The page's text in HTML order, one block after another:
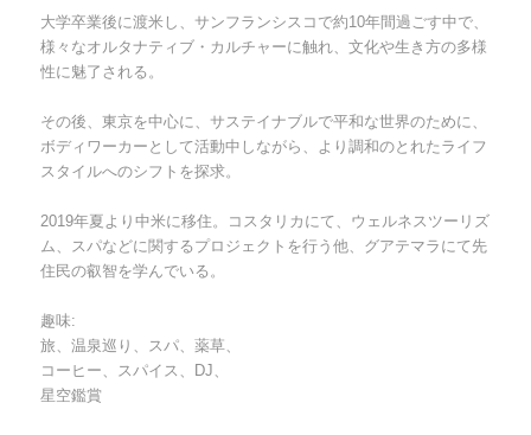
大学卒業後に渡米し、サンフランシスコで約10年間過ごす中で、
様々なオルタナティブ・カルチャーに触れ、文化や生き方の多様
性に魅了される。
その後、東京を中心に、サステイナブルで平和な世界のために、
ボディワーカーとして活動中しながら、より調和のとれたライフ
スタイルへのシフトを探求。
2019年夏より中米に移住。コスタリカにて、ウェルネスツーリズ
ム、スパなどに関するプロジェクトを行う他、グアテマラにて先
住民の叡智を学んでいる。
趣味:
旅、温泉巡り、スパ、薬草、
コーヒー、スパイス、DJ、
星空鑑賞